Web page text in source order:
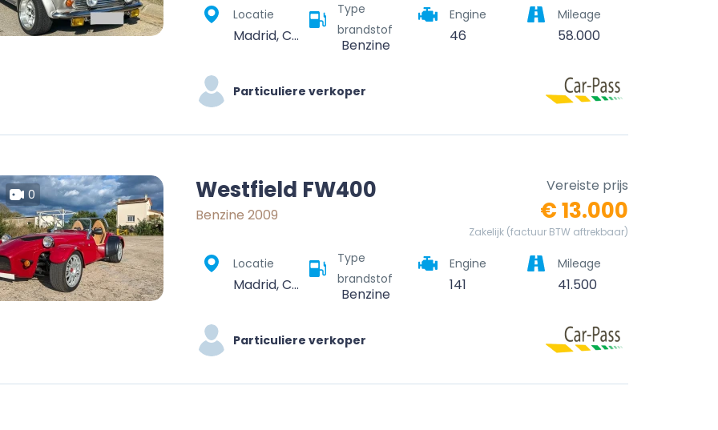
Locatie
Madrid, Community of Madrid, Spain
Type
brandstof
Benzine
Engine
46
Mileage
58.000
Particuliere verkoper
0 Westfield FW400
Benzine 2009
Vereiste prijs
€ 13.000
Zakelijk (factuur BTW aftrekbaar)
Locatie
Madrid, Community of Madrid, Spain
Type
brandstof
Benzine
Engine
141
Mileage
41.500
Particuliere verkoper